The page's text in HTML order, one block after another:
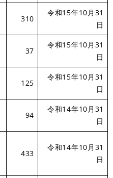
310
令和15年10月31
日
37
令和15年10月31
日
125
令和15年10月31
日
94
令和14年10月31
日
433
令和14年10月31
日